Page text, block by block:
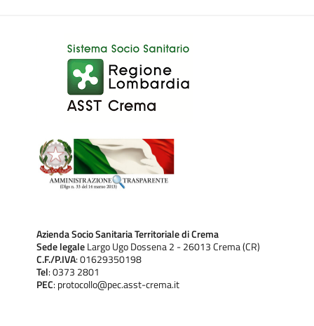
Azienda Socio Sanitaria Territoriale di Crema
Sede legaleLargo Ugo Dossena 2 - 26013 Crema (CR)
C.F./P.IVA: 01629350198
Tel: 0373 2801
PEC: protocollo@pec.asst-crema.it